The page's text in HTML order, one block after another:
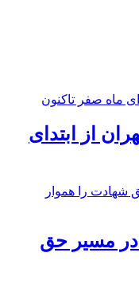
مهران از ابتدای
در مسیر حق